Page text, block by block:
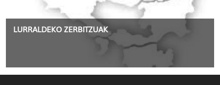
LURRALDEKO ZERBITZUAK